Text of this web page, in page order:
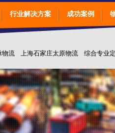
行业解决方案 成功案例
物流 上海石家庄太原物流 综合专业
庄太原综合专业定制物流